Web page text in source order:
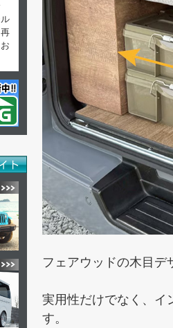
フェアウッドの木目デ
実用性だけでなく、イ
す。